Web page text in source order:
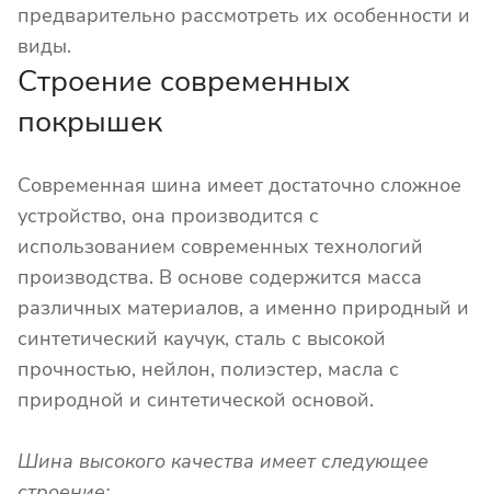
предварительно рассмотреть их особенности и
виды.
Строение современных
покрышек
Современная шина имеет достаточно сложное
устройство, она производится с
использованием современных технологий
производства. В основе содержится масса
различных материалов, а именно природный и
синтетический каучук, сталь с высокой
прочностью, нейлон, полиэстер, масла с
природной и синтетической основой.
Шина высокого качества имеет следующее